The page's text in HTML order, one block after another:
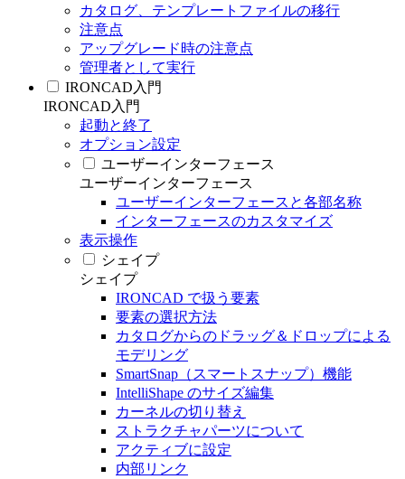
カタログ、テンプレートファイルの移行
注意点
アップグレード時の注意点
管理者として実行
IRONCAD入門
IRONCAD入門
起動と終了
オプション設定
ユーザーインターフェース
ユーザーインターフェース
ユーザーインターフェースと各部名称
インターフェースのカスタマイズ
表示操作
シェイプ
シェイプ
IRONCAD で扱う要素
要素の選択方法
カタログからのドラッグ＆ドロップによる
モデリング
SmartSnap（スマートスナップ）機能
IntelliShape のサイズ編集
カーネルの切り替え
ストラクチャパーツについて
アクティブに設定
内部リンク